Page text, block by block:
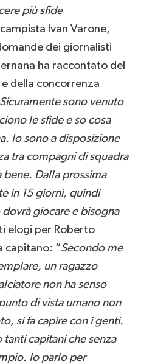
più sfide
Ivan Varone,
dei giornalisti
ha raccontato del
della concorrenza
Sicuramente sono venuto
le sfide e so cosa
Io sono a disposizione
tra compagni di squadra
Dalla prossima
in 15 giorni, quindi
giocare e bisogna
elogi per Roberto
capitano: “Secondo me
un ragazzo
non ha senso
di vista umano non
si fa capire con i genti.
capitani che senza
Io parlo per